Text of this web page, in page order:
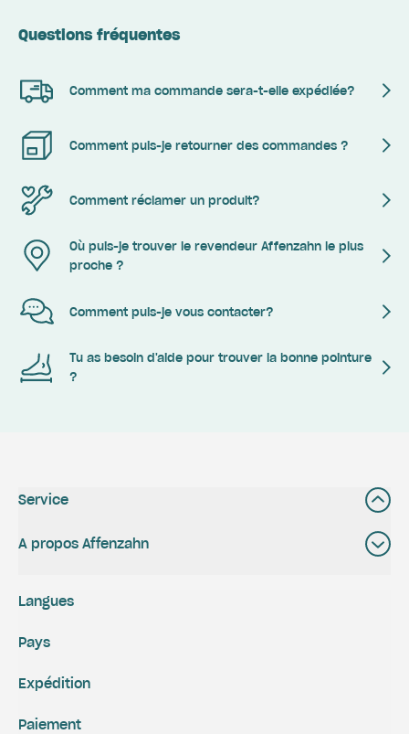
Questions fréquentes
Comment ma commande sera-t-elle expédiée?
Comment puis-je retourner des commandes ?
Comment réclamer un produit?
Où puis-je trouver le revendeur Affenzahn le plus
proche ?
Comment puis-je vous contacter?
Tu as besoin d'aide pour trouver la bonne pointure
?
Service
A propos Affenzahn
Expédition
Paiement
Langues
Pays